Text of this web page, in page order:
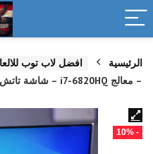
الرئيسية افضل لاب توب
– معالج i7-6820HQ – شاشة تاتش 4K -كارت شاشة Nvidia M1000m
- 10%